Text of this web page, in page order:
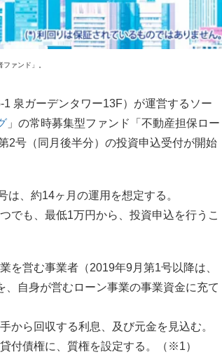
ァンド」。
泉ガーデンタワー13F）が運営するソー
」の常時募集型ファンド「不動産担保ロー
2号（同月後半分）の投資申込受付が開始
、約14ヶ月の運用を想定する。
でも、最低1万円から、投資申込を行うこ
を営む事業者（2019年9月第1号以降は、
自身が営むローン事業の事業資金に充て
から回収する利息、及び元金を見込む。
付債権に、質権を設定する。（※1）